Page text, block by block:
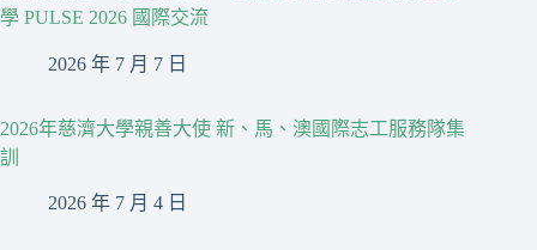
學 PULSE 2026 國際交流
2026 年 7 月 7 日
2026年慈濟大學親善大使 新、馬、澳國際志工服務隊集
訓
2026 年 7 月 4 日